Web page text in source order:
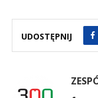
UDOSTĘPNIJ